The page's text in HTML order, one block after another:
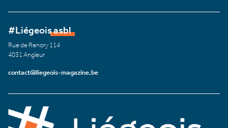
#Liégeois asbl
Rue de Renory 114
4031 Angleur
contact@liegeois-magazine.be